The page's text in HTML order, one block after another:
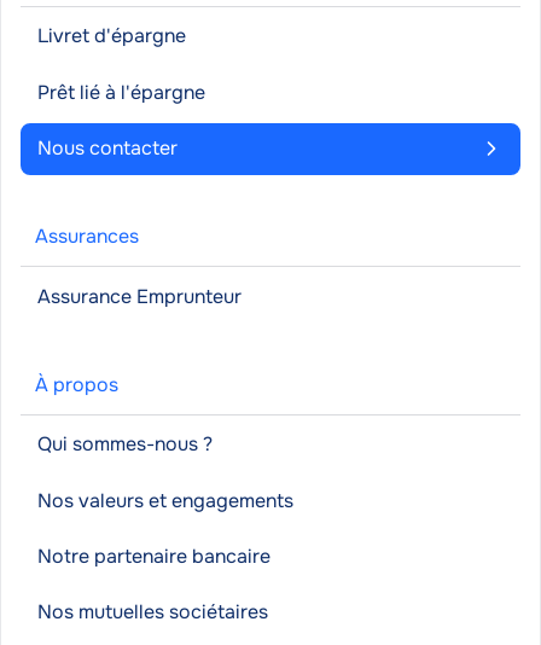
Livret d'épargne
Prêt lié à l'épargne
Nous contacter
Assurances
Assurance Emprunteur
À propos
Qui sommes-nous ?
Nos valeurs et engagements
Notre partenaire bancaire
Nos mutuelles sociétaires